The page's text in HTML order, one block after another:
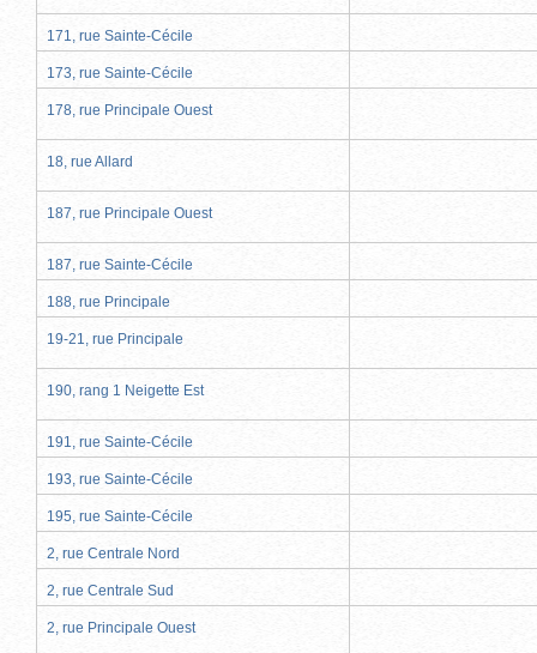
171, rue Sainte-Cécile
173, rue Sainte-Cécile
178, rue Principale Ouest
18, rue Allard
187, rue Principale Ouest
187, rue Sainte-Cécile
188, rue Principale
19-21, rue Principale
190, rang 1 Neigette Est
191, rue Sainte-Cécile
193, rue Sainte-Cécile
195, rue Sainte-Cécile
2, rue Centrale Nord
2, rue Centrale Sud
2, rue Principale Ouest